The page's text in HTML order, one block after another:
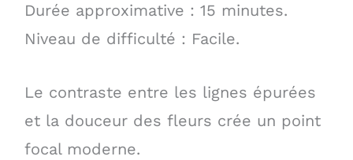
Durée approximative : 15 minutes.
Niveau de difficulté : Facile.
Le contraste entre les lignes épurées
et la douceur des fleurs crée un point
focal moderne.